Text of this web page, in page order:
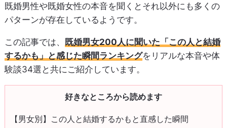
既婚男性や既婚女性の本音を聞くとそれ以外にも多くの
パターンが存在しているようです。
この記事では、
既婚男女200人に聞いた「この人と結婚
するかも」と感じた瞬間ランキングをリアルな本音や体
験談34選と共にご紹介しています。
好きなところから読めます
【男女別】この人と結婚するかもと直感した瞬間